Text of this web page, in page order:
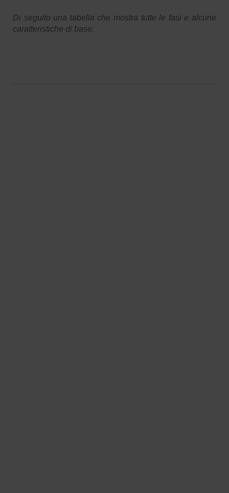
Di seguito una tabella che mostra tutte le fasi e alcune
caratteristiche di base: